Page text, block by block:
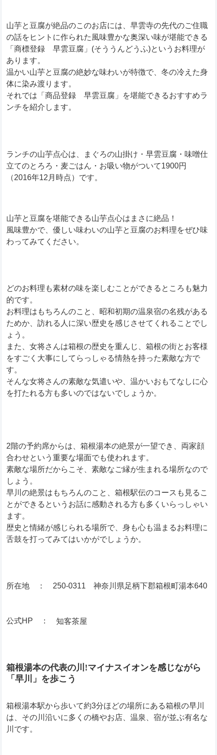
山芋と豆腐が絶品のこのお店には、早雲寺の先代のご住職
の話をヒントに作られた風味豊かな奥深い味が堪能できる
「商標登録 早雲豆腐」(そううんどうふ)というお料理が
あります。
温かい山芋と豆腐の絶妙な味わいが特徴で、冬の冷えた身
体に染み渡ります。
それでは「商品登録 早雲豆腐」を堪能できるおすすめラ
ンチを紹介します。
ランチの山芋点心は、まぐろの山掛け・早雲豆腐・味噌仕
立てのとろろ・麦ごはん・お吸い物がついて1900円
（2016年12月時点）です。
山芋と豆腐を堪能できる山芋点心はまさに絶品！
風味豊かで、優しい味わいの山芋と豆腐のお料理をぜひ味
わってみてください。
どのお料理も素材の味を楽しむことができるところも魅力
的です。
お料理はもちろんのこと、昭和初期の温泉宿の名残がある
ためか、訪れる人に深い歴史を感じさせてくれることでし
ょう。
また、女将さんは箱根の歴史を重んじ、箱根の街とお客様
をすごく大事にしてらっしゃる情熱を持った素敵な方で
す。
そんな女将さんの素敵な気遣いや、温かいおもてなしに心
を打たれる方も多いのではないでしょうか。
2階の予約席からは、箱根湯本の絶景が一望でき、両家顔
合わせという重要な場面でも使われます。
素敵な場所だからこそ、素敵なご縁が生まれる場所なので
しょう。
早川の絶景はもちろんのこと、箱根駅伝のコースも見るこ
とができるというお話に感動される方も多くいらっしゃい
ます。
歴史と情緒が感じられる場所で、身も心も温まるお料理に
舌鼓を打ってみてはいかがでしょうか。
所在地 ： 250-0311 神奈川県足柄下郡箱根町湯本640
公式HP ：知客茶屋
箱根湯本の代表の川!マイナスイオンを感じながら
「早川」を歩こう
箱根湯本駅から歩いて約3分ほどの場所にある箱根の早川
は、その川沿いに多くの橋やお店、温泉、宿が並ぶ有名な
川です。